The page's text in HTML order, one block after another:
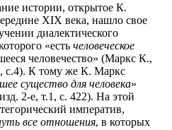
истории, открытое К.
ХIХ века, нашло свое
диалектического
«есть человеческое
человечество» (Маркс К.,
с.4). К тому же К. Маркс
существо для человека»
2-е, т.1, с. 422). На этой
императив,
все отношения, в которых